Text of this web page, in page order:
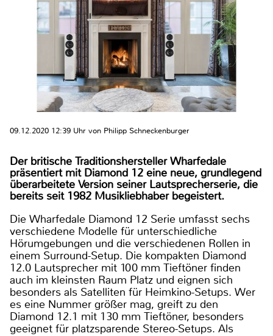
09.12.2020 12:39 Uhr von Philipp Schneckenburger
Der britische Traditionshersteller Wharfedale
präsentiert mit Diamond 12 eine neue, grundlegend
überarbeitete Version seiner Lautsprecherserie, die
bereits seit 1982 Musikliebhaber begeistert.
Die Wharfedale Diamond 12 Serie umfasst sechs
verschiedene Modelle für unterschiedliche
Hörumgebungen und die verschiedenen Rollen in
einem Surround-Setup. Die kompakten Diamond
12.0 Lautsprecher mit 100 mm Tieftöner finden
auch im kleinsten Raum Platz und eignen sich
besonders als Satelliten für Heimkino-Setups. Wer
es eine Nummer größer mag, greift zu den
Diamond 12.1 mit 130 mm Tieftöner, besonders
geeignet für platzsparende Stereo-Setups. Als